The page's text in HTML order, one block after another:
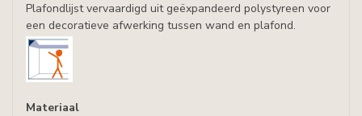
Plafondlijst vervaardigd uit geëxpandeerd polystyreen voor
een decoratieve afwerking tussen wand en plafond.
Materiaal